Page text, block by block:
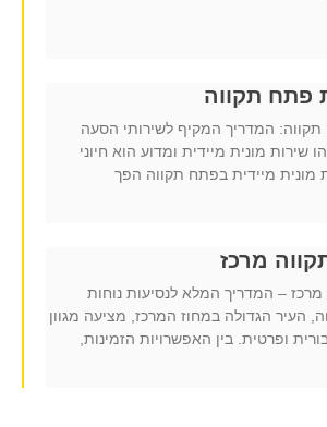
פתח תקווה
תקווה: המדריך המקיף לשירותי הסעה
שירות מונית מיידית ומדוע הוא חיוני
מונית מיידית בפתח תקווה הפך
מרכז
מרכז – המדריך המלא לנסיעות נוחות
העיר הגדולה במחוז המרכז, מציעה מגוון
ופרטית. בין האפשרויות הזמינות,